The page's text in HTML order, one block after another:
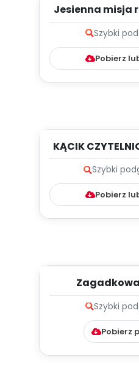
Jesienna misja
Szybki
Pobierz
KĄCIK
Szybki
Pobierz
Szybki
Pobierz